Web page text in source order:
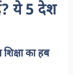
ये 5 देश
का हब